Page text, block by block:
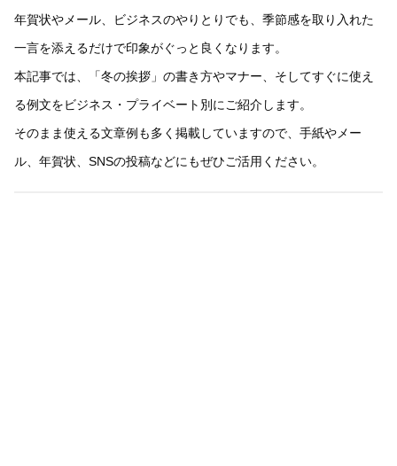
年賀状やメール、ビジネスのやりとりでも、季節感を取り入れた
一言を添えるだけで印象がぐっと良くなります。
本記事では、「冬の挨拶」の書き方やマナー、そしてすぐに使え
る例文をビジネス・プライベート別にご紹介します。
そのまま使える文章例も多く掲載していますので、手紙やメー
ル、年賀状、SNSの投稿などにもぜひご活用ください。